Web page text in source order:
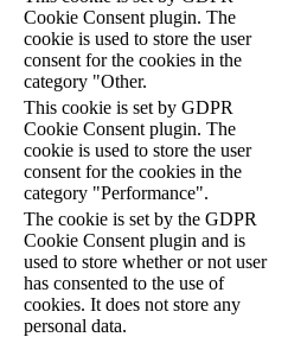
Cookie Consent plugin. The
cookie is used to store the user
consent for the cookies in the
category "Other.
This cookie is set by GDPR
Cookie Consent plugin. The
cookie is used to store the user
consent for the cookies in the
category "Performance".
The cookie is set by the GDPR
Cookie Consent plugin and is
used to store whether or not user
has consented to the use of
cookies. It does not store any
personal data.